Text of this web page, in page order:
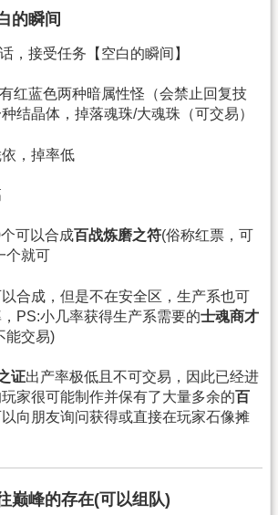
的瞬间
，接受任务【空白的瞬间】
红蓝色两种暗属性怪（会禁止回复技
结晶体，掉落魂珠/大魂珠（可交易）
，掉率低
可以合成百战炼磨之符(俗称红票，可
个就可
合成，但是不在安全区，生产系也可
PS:小几率获得生产系需要的士魂商才
能交易)
证出产率极低且不可交易，因此已经进
家很可能制作并保有了大量多余的百
以向朋友询问获得或直接在玩家石像摊
巅峰的存在(可以组队)